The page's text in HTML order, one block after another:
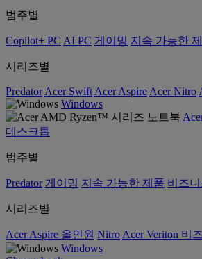
범주별
Copilot+ PC AI PC 게이밍 지속 가능한
시리즈별
Predator Acer Swift Acer Aspire Acer Nitro
Windows
데스크톱
범주별
Predator 게이밍 지속 가능한 제품 비즈
시리즈별
Acer Aspire 올인원 Nitro Acer Veriton 비
Windows